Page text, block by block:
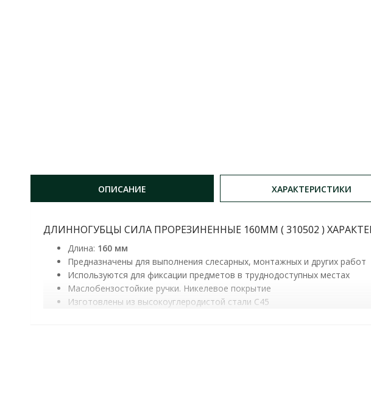
ОПИСАНИЕ ХАРАКТЕРИСТИКИ
ДЛИННОГУБЦЫ СИЛА ПРОРЕЗИНЕННЫЕ 160ММ ( 310502 )
Длина: 160 мм
Предназначены для выполнения слесарных, монтажных и других работ
Используются для фиксации предметов в труднодоступных местах
Маслобензостойкие ручки. Никелевое покрытие
Изготовлены из высокоуглеродистой стали C45